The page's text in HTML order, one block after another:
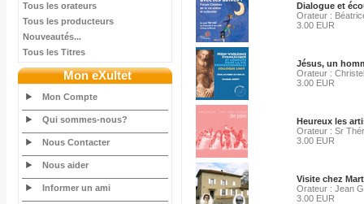
Tous les orateurs
Tous les producteurs
Nouveautés...
Tous les Titres
Mon eXultet
Mon Compte
Qui sommes-nous?
Nous Contacter
Nous aider
Informer un ami
Dialogue et
Orateur :
3.00 EUR
Jésus, un
Orateur :
3.00 EUR
Heureux les
Orateur : Sr
3.00 EUR
Visite chez
Orateur : Jean
3.00 EUR